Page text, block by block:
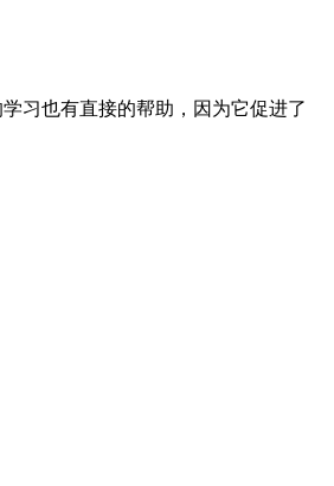
习也有直接的帮助，因为它促进了